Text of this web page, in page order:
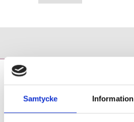
Samtycke Information
Tobias Israelsson:
Återkommande tester
driver undervisningen
framåt